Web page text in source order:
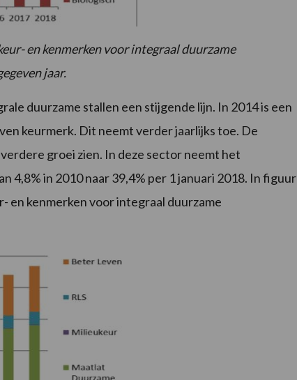
en kenmerken voor integraal duurzame
jaar.
duurzame stallen een stijgende lijn. In 2014 is een
keurmerk. Dit neemt verder jaarlijks toe. De
groei zien. In deze sector neemt het
4,8% in 2010 naar 39,4% per 1 januari 2018. In figuur
en kenmerken voor integraal duurzame